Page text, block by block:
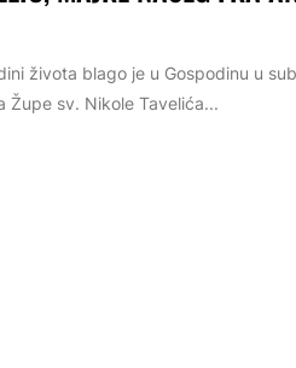
života blago je u Gospodinu u
Župe sv. Nikole Tavelića...